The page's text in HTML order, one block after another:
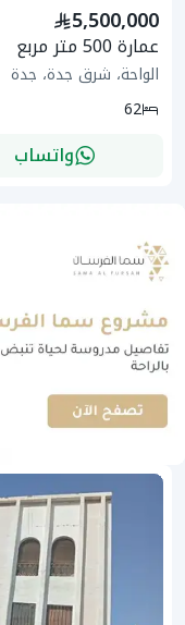
5,500,000
عمارة 500 متر مربع
الواحة، شرق جدة، جدة
62
واتساب